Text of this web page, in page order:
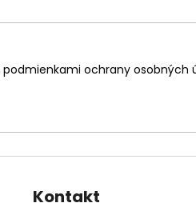
podmienkami ochrany osobných
Kontakt